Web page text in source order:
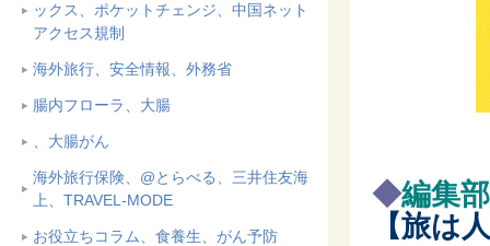
ックス、ポケットチェンジ、中国ネット
アクセス規制
海外旅行、安全情報、外務省
腸内フローラ、大腸
、大腸がん
海外旅行保険、@とらべる、三井住友海
上、TRAVEL-MODE
お役立ちコラム、食養生、がん予防
◆編集
【旅は